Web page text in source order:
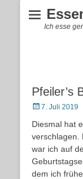
Ich esse
Pfeiler’s
Posted
7. Juli 2019
Diesmal hat
verschlagen.
war ich auf
dem ich